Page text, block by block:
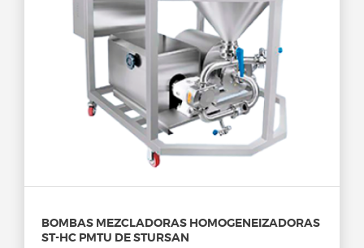
BOMBAS MEZCLADORAS HOMOGENEIZADORAS
ST-HC PMTU DE STURSAN